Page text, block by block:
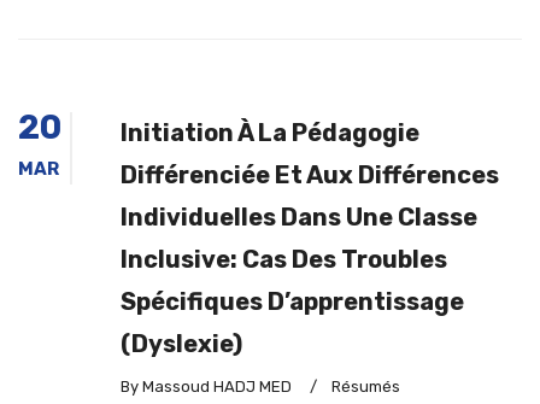
20
MAR
Initiation À La Pédagogie
Différenciée Et Aux Différences
Individuelles Dans Une Classe
Inclusive: Cas Des Troubles
Spécifiques D’apprentissage
(dyslexie)
By Massoud HADJ MED / Résumés